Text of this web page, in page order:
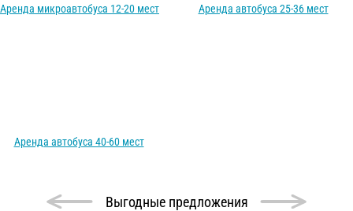
Аренда микроавтобуса 12-20 мест Аренда автобуса 25-36 мест
Аренда автобуса 40-60 мест
Выгодные предложения